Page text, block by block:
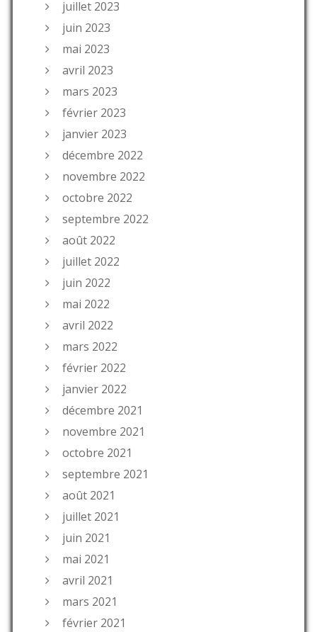
juillet 2023
juin 2023
mai 2023
avril 2023
mars 2023
février 2023
janvier 2023
décembre 2022
novembre 2022
octobre 2022
septembre 2022
août 2022
juillet 2022
juin 2022
mai 2022
avril 2022
mars 2022
février 2022
janvier 2022
décembre 2021
novembre 2021
octobre 2021
septembre 2021
août 2021
juillet 2021
juin 2021
mai 2021
avril 2021
mars 2021
février 2021